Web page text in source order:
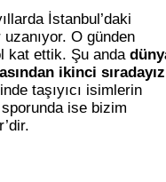
İstanbul’daki
O günden
kat ettik. Şu anda
ikinci
taşıyıcı isimlerin
ise bizim